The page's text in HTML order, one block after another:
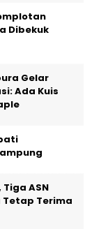
Dibekuk
Gelar
Ada Kuis
ASN
Tetap Terima